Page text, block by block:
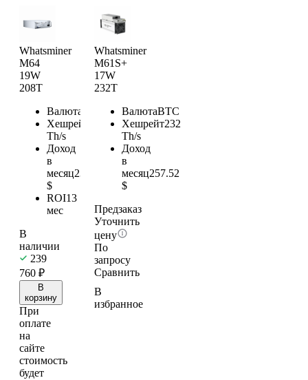
Whatsminer
M64
19W
208T
Валюта
Хешрейт
Th/s
Доход
в
месяц230.88
$
ROI13
мес
В
наличии
239
760 ₽
В
корзину
При
оплате
на
сайте
стоимость
будет
Whatsminer
M61S+
17W
232T
ВалютаBTC
Хешрейт232
Th/s
Доход
в
месяц257.52
$
Предзаказ
Уточнить
цену
По
запросу
Сравнить
В
избранное